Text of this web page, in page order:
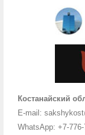
Костанайский
E-mail:
WhatsApp: +7-776-